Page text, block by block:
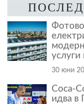
30 юни
Coca-
идва в